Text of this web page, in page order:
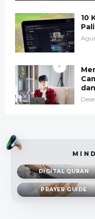
10
DIGITAL QURAN
PRAYER GUIDE